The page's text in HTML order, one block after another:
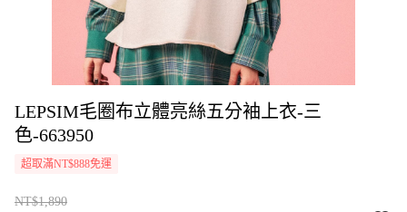
LEPSIM毛圈布立體亮絲五分袖上衣-三
色-663950
超取滿NT$888免運
NT$1,890